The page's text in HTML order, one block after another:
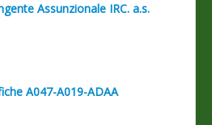
Assunzionale IRC. a.s.
A047-A019-ADAA